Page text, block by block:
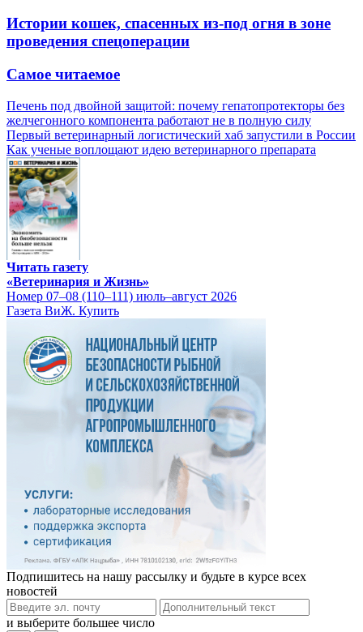
Истории кошек, спасенных из-под огня в зоне
проведения спецоперации
Самое читаемое
Печень под двойной защитой: почему гепатопротекторы без
желчегонного компонента работают не в полную силу
Первый ветеринарный логистический хаб запустили в России
Как ученые воплощают идею ветеринарного препарата
Читать газету
«Ветеринария и Жизнь»
Номер 07–08 (110–111) июль–август 2026
Газета ВиЖ. Купить
Подпишитесь на нашу рассылку и будьте в курсе всех
новостей
и выберите большее число